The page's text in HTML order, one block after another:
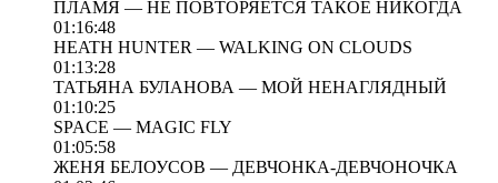
ПЛАМЯ — НЕ ПОВТОРЯЕТСЯ ТАКОЕ НИКОГДА
01:16:48
HEATH HUNTER — WALKING ON CLOUDS
01:13:28
ТАТЬЯНА БУЛАНОВА — МОЙ НЕНАГЛЯДНЫЙ
01:10:25
SPACE — MAGIC FLY
01:05:58
ЖЕНЯ БЕЛОУСОВ — ДЕВЧОНКА-ДЕВЧОНОЧКА